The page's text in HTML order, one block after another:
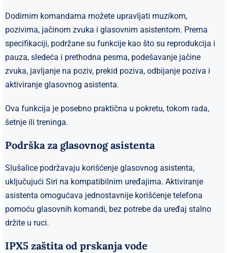
Dodirnim komandama možete upravljati muzikom,
pozivima, jačinom zvuka i glasovnim asistentom. Prema
specifikaciji, podržane su funkcije kao što su reprodukcija i
pauza, sledeća i prethodna pesma, podešavanje jačine
zvuka, javljanje na poziv, prekid poziva, odbijanje poziva i
aktiviranje glasovnog asistenta.
Ova funkcija je posebno praktična u pokretu, tokom rada,
šetnje ili treninga.
Podrška za glasovnog asistenta
Slušalice podržavaju korišćenje glasovnog asistenta,
uključujući Siri na kompatibilnim uređajima. Aktiviranje
asistenta omogućava jednostavnije korišćenje telefona
pomoću glasovnih komandi, bez potrebe da uređaj stalno
držite u ruci.
IPX5 zaštita od prskanja vode